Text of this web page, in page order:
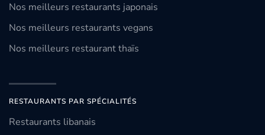
Nos meilleurs restaurants japonais
Nos meilleurs restaurants vegans
Nos meilleurs restaurant thaïs
RESTAURANTS PAR SPÉCIALITÉS
Restaurants libanais